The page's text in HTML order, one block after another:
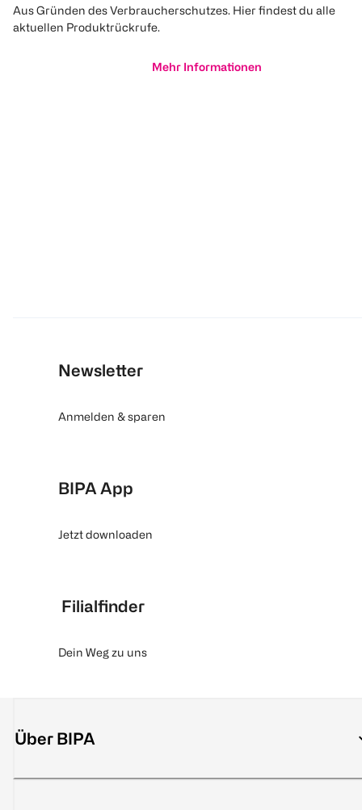
Aus Gründen des Verbraucherschutzes. Hier findest du alle
aktuellen Produktrückrufe.
Mehr Informationen
Newsletter
Anmelden & sparen
BIPA App
Jetzt downloaden
Filialfinder
Dein Weg zu uns
Über BIPA